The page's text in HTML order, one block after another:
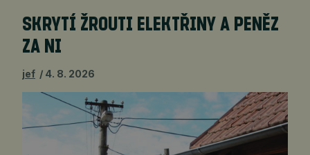
SKRYTÍ ŽROUTI ELEKTŘINY A PENĚZ
ZA NI
jef 4. 8. 2026